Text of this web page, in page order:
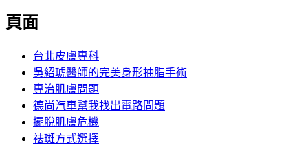
覽
頁面
台北皮膚專科
吳紹琥醫師的完美身形抽脂手術
專治肌膚問題
德尚汽車幫我找出電路問題
擺脫肌膚危機
祛斑方式選擇